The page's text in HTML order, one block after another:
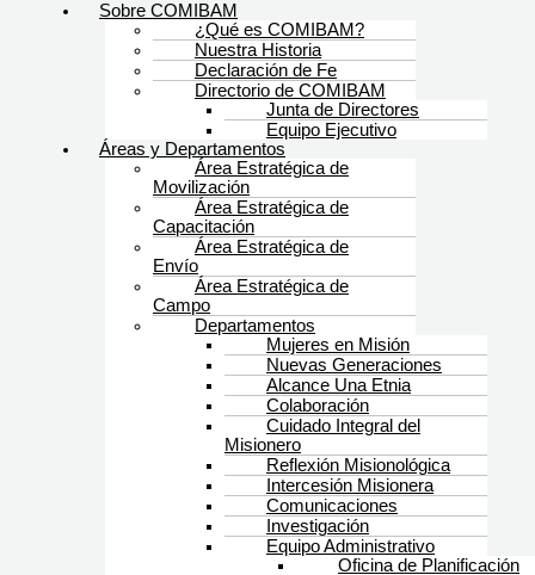
Sobre COMIBAM
¿Qué es COMIBAM?
Nuestra Historia
Declaración de Fe
Directorio de COMIBAM
Junta de Directores
Equipo Ejecutivo
Áreas y Departamentos
Área Estratégica de
Movilización
Área Estratégica de
Capacitación
Área Estratégica de
Envío
Área Estratégica de
Campo
Departamentos
Mujeres en Misión
Nuevas Generaciones
Alcance Una Etnia
Colaboración
Cuidado Integral del
Misionero
Reflexión Misionológica
Intercesión Misionera
Comunicaciones
Investigación
Equipo Administrativo
Oficina de Planificación